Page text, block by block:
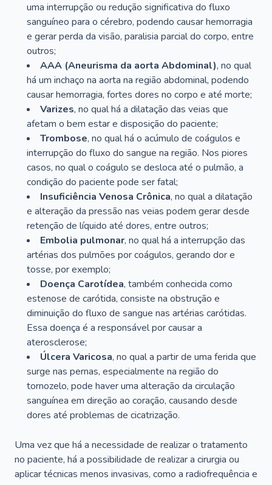
uma interrupção ou redução significativa do fluxo
sanguíneo para o cérebro, podendo causar hemorragia
e gerar perda da visão, paralisia parcial do corpo, entre
outros;
AAA (Aneurisma da aorta Abdominal), no qual
há um inchaço na aorta na região abdominal, podendo
causar hemorragia, fortes dores no corpo e até morte;
Varizes, no qual há a dilatação das veias que
afetam o bem estar e disposição do paciente;
Trombose, no qual há o acúmulo de coágulos e
interrupção do fluxo do sangue na região. Nos piores
casos, no qual o coágulo se desloca até o pulmão, a
condição do paciente pode ser fatal;
Insuficiência Venosa Crônica, no qual a dilatação
e alteração da pressão nas veias podem gerar desde
retenção de líquido até dores, entre outros;
Embolia pulmonar, no qual há a interrupção das
artérias dos pulmões por coágulos, gerando dor e
tosse, por exemplo;
Doença Carotídea, também conhecida como
estenose de carótida, consiste na obstrução e
diminuição do fluxo de sangue nas artérias carótidas.
Essa doença é a responsável por causar a
aterosclerose;
Úlcera Varicosa, no qual a partir de uma ferida que
surge nas pernas, especialmente na região do
tornozelo, pode haver uma alteração da circulação
sanguínea em direção ao coração, causando desde
dores até problemas de cicatrização.
Uma vez que há a necessidade de realizar o tratamento
no paciente, há a possibilidade de realizar a cirurgia ou
aplicar técnicas menos invasivas, como a radiofrequência e